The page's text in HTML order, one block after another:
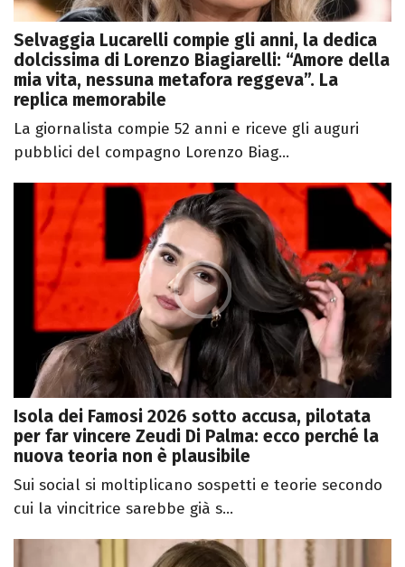
Selvaggia Lucarelli compie gli anni, la dedica
dolcissima di Lorenzo Biagiarelli: “Amore della
mia vita, nessuna metafora reggeva”. La
replica memorabile
La giornalista compie 52 anni e riceve gli auguri
pubblici del compagno Lorenzo Biag...
Isola dei Famosi 2026 sotto accusa, pilotata
per far vincere Zeudi Di Palma: ecco perché la
nuova teoria non è plausibile
Sui social si moltiplicano sospetti e teorie secondo
cui la vincitrice sarebbe già s...